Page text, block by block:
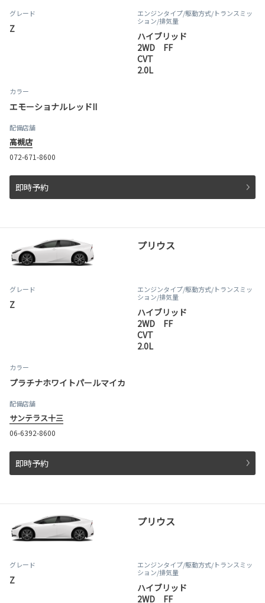
グレード
Z
エンジンタイプ/駆動方式/トランスミッ
ション/排気量
ハイブリッド
2WD FF
CVT
2.0L
カラー
エモーショナルレッドII
配備店舗
高槻店
072-671-8600
即時予約
プリウス
グレード
Z
エンジンタイプ/駆動方式/トランスミッ
ション/排気量
ハイブリッド
2WD FF
CVT
2.0L
カラー
プラチナホワイトパールマイカ
配備店舗
サンテラス十三
06-6392-8600
即時予約
プリウス
グレード
Z
エンジンタイプ/駆動方式/トランスミッ
ション/排気量
ハイブリッド
2WD FF